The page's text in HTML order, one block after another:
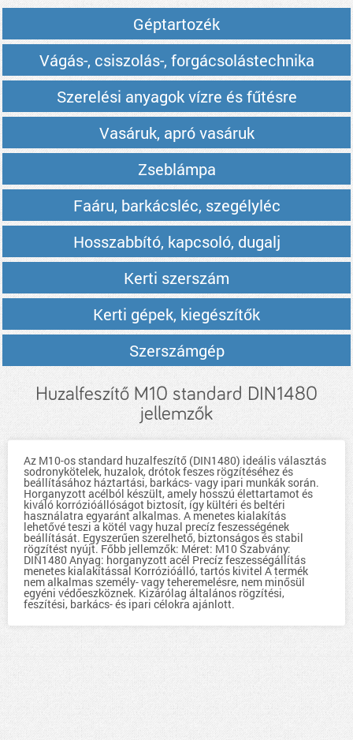
Géptartozék
Vágás-, csiszolás-, forgácsolástechnika
Szerelési anyagok vízre és fűtésre
Vasáruk, apró vasáruk
Zseblámpa
Faáru, barkácsléc, szegélyléc
Hosszabbító, kapcsoló, dugalj
Kerti szerszám
Kerti gépek, kiegészítők
Szerszámgép
Huzalfeszítő M10 standard DIN1480
jellemzők
Az M10-os standard huzalfeszítő (DIN1480) ideális választás
sodronykötelek, huzalok, drótok feszes rögzítéséhez és
beállításához háztartási, barkács- vagy ipari munkák során.
Horganyzott acélból készült, amely hosszú élettartamot és
kiváló korrózióállóságot biztosít, így kültéri és beltéri
használatra egyaránt alkalmas. A menetes kialakítás
lehetővé teszi a kötél vagy huzal precíz feszességének
beállítását. Egyszerűen szerelhető, biztonságos és stabil
rögzítést nyújt. Főbb jellemzők: Méret: M10 Szabvány:
DIN1480 Anyag: horganyzott acél Precíz feszességállítás
menetes kialakítással Korrózióálló, tartós kivitel A termék
nem alkalmas személy- vagy teheremelésre, nem minősül
egyéni védőeszköznek. Kizárólag általános rögzítési,
feszítési, barkács- és ipari célokra ajánlott.